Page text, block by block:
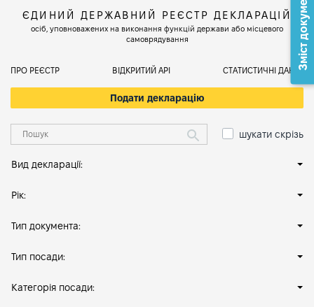
ЄДИНИЙ ДЕРЖАВНИЙ РЕЄСТР ДЕКЛАРАЦІЙ
осіб, уповноважених на виконання функцій держави або місцевого
самоврядування
ПРО РЕЄСТР ВІДКРИТИЙ АРІ СТАТИСТИЧНІ ДАНІ
Подати декларацію
шукати скрізь
Вид декларації:
Рік:
Тип документа:
Тип посади:
Категорія посади:
Зміст документа